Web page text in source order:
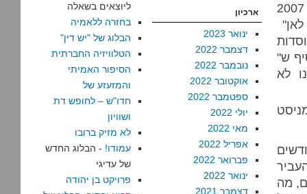
בשארה במאי 2007
"
ש"
לא
מה
ארכיון
ינואר 2023
דצמבר 2022
נובמבר 2022
אוקטובר 2022
ספטמבר 2022
יולי 2022
מאי 2022
אפריל 2022
פברואר 2022
ינואר 2022
דצמבר 2021
ליוצאים בשאלה
בחזרה ללאמיה
הבלוג של "יש דין"
הטלוויזיה החברתית
הסיפור האמיתי
והמזעזע של
חדו"ש – לחופש דת
ושוויון
לא מזיק ברובו
עמודו! - הבלוג החדש
של עדיגי
פרויקט בן יהודה